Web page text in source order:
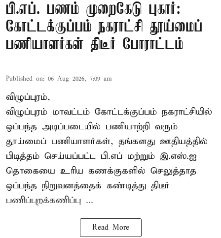
பி.எப். பணம் முறைகேடு புகார்:
கோட்டக்குப்பம் நகராட்சி தூய்மைப்
பணியாளர்கள் திடீர் போராட்டம்
Published on: 06 Aug 2026, 7:09 am
விழுப்புரம்,
விழுப்புரம் மாவட்டம் கோட்டக்குப்பம் நகராட்சியில்
ஒப்பந்த அடிப்படையில் பணியாற்றி வரும்
தூய்மைப் பணியாளர்கள், தங்களது ஊதியத்தில்
பிடித்தம் செய்யப்பட்ட பி.எப் மற்றும் இ.எஸ்.ஐ
தொகையை உரிய கணக்குகளில் செலுத்தாத
ஒப்பந்த நிறுவனத்தைக் கண்டித்து திடீர்
பணிப்புறக்கணிப்பு ...
Read More